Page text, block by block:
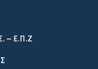
– Ε.Π.Ζ